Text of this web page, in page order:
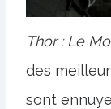
Thor : Le
des
sont